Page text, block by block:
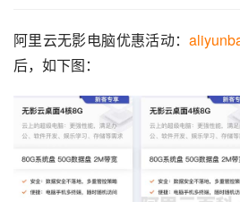
阿里云无影电脑优惠活动：
后，如下图：